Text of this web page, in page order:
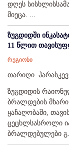
დღეს
მიეცა. ...
ზუგდიდში
11 წლით
რეგიონი
თარიღი:
ზუგდიდის
ბრალდების
ყაჩაღობაში,
ცეცხლსასროლი
ბრალდებულები